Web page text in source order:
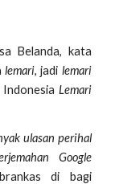
Belanda, kata
lemari, jadi lemari
Indonesia Lemari
ulasan perihal
Google
di bagi